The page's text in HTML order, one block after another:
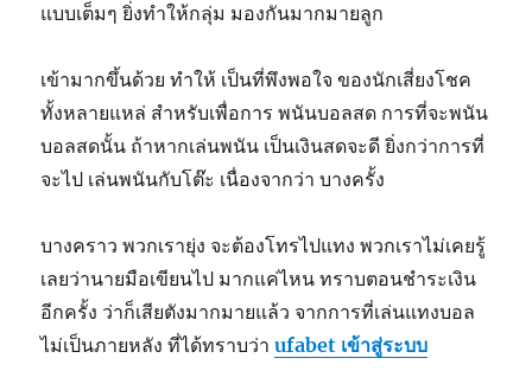
แบบเต็มๆ ยิ่งทำให้กลุ่ม มองกันมากมายลูก
เข้ามากขึ้นด้วย ทำให้ เป็นที่พึงพอใจ ของนักเสี่ยงโชค
ทั้งหลายแหล่ สำหรับเพื่อการ พนันบอลสด การที่จะพนัน
บอลสดนั้น ถ้าหากเล่นพนัน เป็นเงินสดจะดี ยิ่งกว่าการที่
จะไป เล่นพนันกับโต๊ะ เนื่องจากว่า บางครั้ง
บางคราว พวกเรายุ่ง จะต้องโทรไปแทง พวกเราไม่เคยรู้
เลยว่านายมือเขียนไป มากแค่ไหน ทราบตอนชำระเงิน
อีกครั้ง ว่าก็เสียตังมากมายแล้ว จากการที่เล่นแทงบอล
ไม่เป็นภายหลัง ที่ได้ทราบว่าufabet เข้าสู่ระบบ